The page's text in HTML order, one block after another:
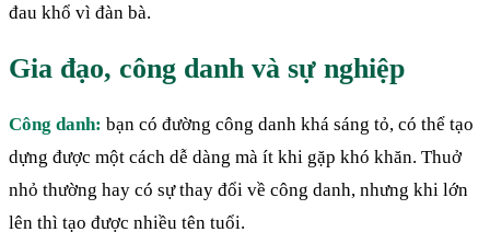
đau khổ vì đàn bà.
Gia đạo, công danh và sự nghiệp
Công danh: bạn có đường công danh khá sáng tỏ, có thể tạo
dựng được một cách dễ dàng mà ít khi gặp khó khăn. Thuở
nhỏ thường hay có sự thay đổi về công danh, nhưng khi lớn
lên thì tạo được nhiều tên tuổi.